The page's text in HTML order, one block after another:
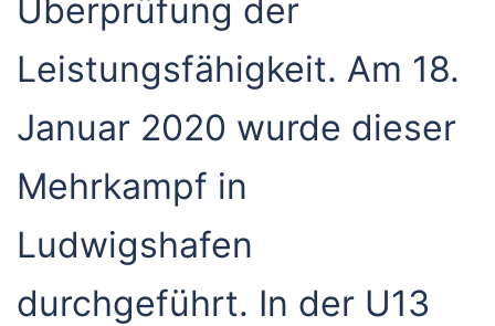
Überprüfung der
Leistungsfähigkeit. Am 18.
Januar 2020 wurde dieser
Mehrkampf in
Ludwigshafen
durchgeführt. In der U13